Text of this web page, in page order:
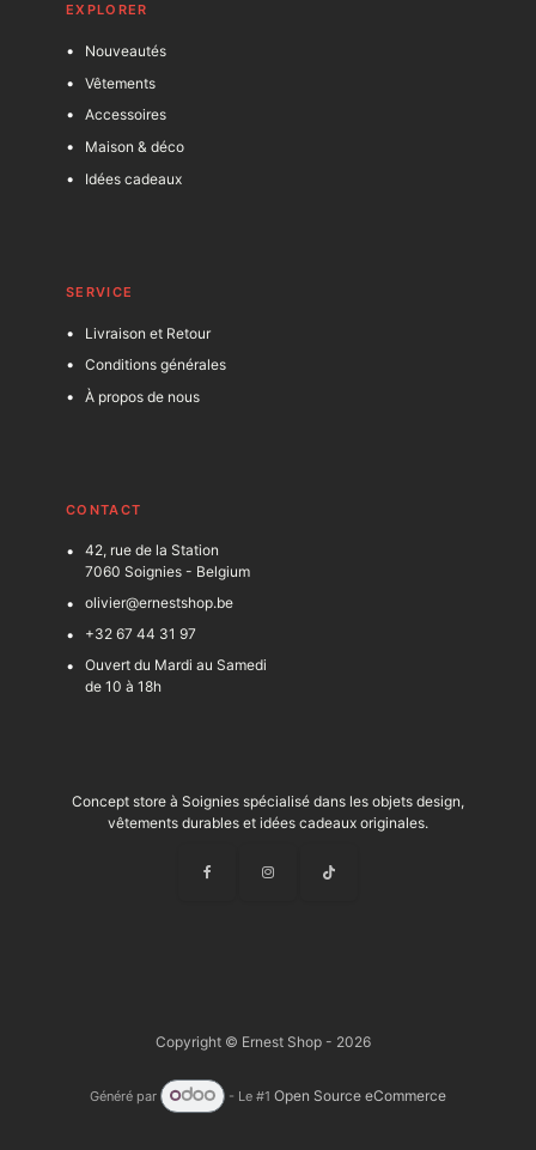
EXPLORER
Nouveautés
Vêtements
Accessoires
Maison & déco
Idées cadeaux
SERVICE
Livraison et Retour
Conditions générales
À propos de nous
CONTACT
42, rue de la Station
7060 Soignies - Belgium
olivier@ernestshop.be
+32 67 44 31 97
Ouvert du Mardi au Samedi
de 10 à 18h
Concept store à Soignies spécialisé dans les objets design,
vêtements durables et idées cadeaux originales.
Copyright © Ernest Shop - 2026
Généré par - Le #1Open Source eCommerce